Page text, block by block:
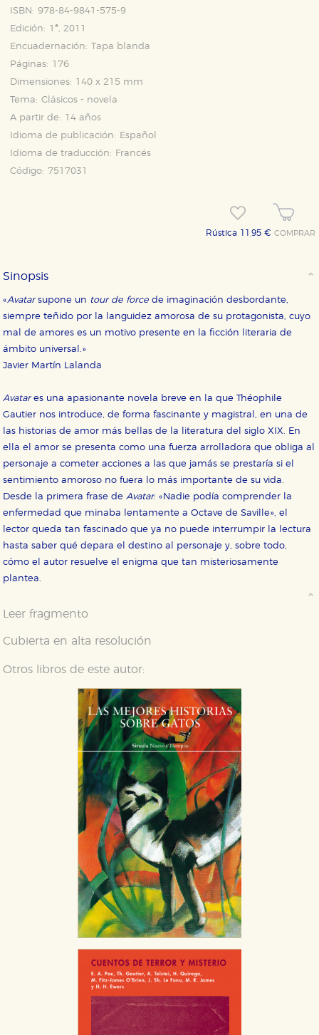
ISBN: 978-84-9841-575-9
Edición: 1ª, 2011
Encuadernación: Tapa blanda
Páginas: 176
Dimensiones: 140 x 215 mm
Tema: Clásicos - novela
A partir de: 14 años
Idioma de publicación:
Español
Idioma de traducción:
Francés
Código: 7517031
Rústica 11,95 €COMPRAR
Sinopsis
«Avatarsupone un tour de forcede imaginación desbordante,
siempre teñido por la languidez amorosa de su protagonista, cuyo
mal de amores es un motivo presente en la ficción literaria de
ámbito universal.»
Javier Martín Lalanda
Avatares una apasionante novela breve en la que Théophile
Gautier nos introduce, de forma fascinante y magistral, en una de
las historias de amor más bellas de la literatura del siglo XIX. En
ella el amor se presenta como una fuerza arrolladora que obliga al
personaje a cometer acciones a las que jamás se prestaría si el
sentimiento amoroso no fuera lo más importante de su vida.
Desde la primera frase deAvatar: «Nadie podía comprender la
enfermedad que minaba lentamente a Octave de Saville», el
lector queda tan fascinado que ya no puede interrumpir la lectura
hasta saber qué depara el destino al personaje y, sobre todo,
cómo el autor resuelve el enigma que tan misteriosamente
plantea.
Leer fragmento
Cubierta en alta resolución
Otros libros de este autor: